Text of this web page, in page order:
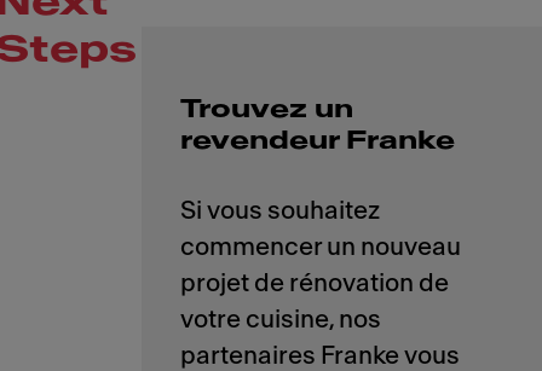
Trouvez un
revendeur Franke
Si vous souhaitez
commencer un nouveau
projet de rénovation de
votre cuisine, nos
partenaires Franke vous